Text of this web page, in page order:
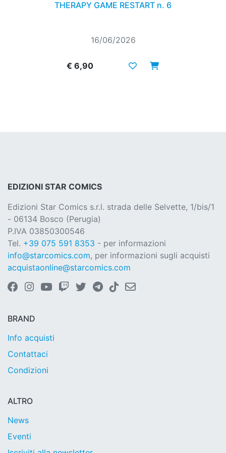
THERAPY GAME RESTART n. 6
16/06/2026
€ 6,90
EDIZIONI STAR COMICS
Edizioni Star Comics s.r.l. strada delle Selvette, 1/bis/1
- 06134 Bosco (Perugia)
P.IVA 03850300546
Tel. +39 075 591 8353 - per informazioni
info@starcomics.com, per informazioni sugli acquisti
acquistaonline@starcomics.com
BRAND
Info acquisti
Contattaci
Condizioni
ALTRO
News
Eventi